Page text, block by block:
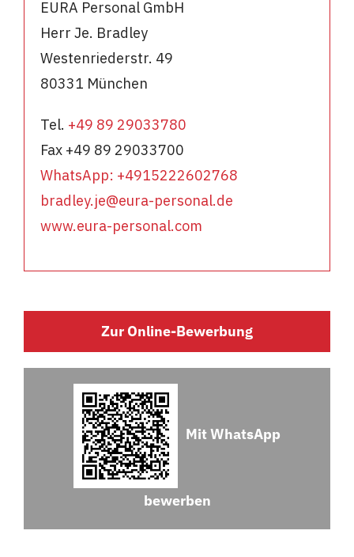
EURA Personal GmbH
Herr Je. Bradley
Westenriederstr. 49
80331 München
Tel. +49 89 29033780
Fax +49 89 29033700
WhatsApp: +4915222602768
bradley.je@eura-personal.de
www.eura-personal.com
Zur Online-Bewerbung
Mit WhatsApp
bewerben